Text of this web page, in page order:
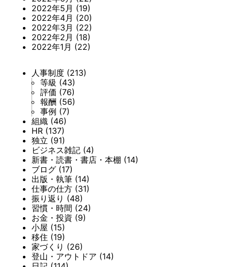
2022年5月 (19)
2022年4月 (20)
2022年3月 (22)
2022年2月 (18)
2022年1月 (22)
人事制度 (213)
等級 (43)
評価 (76)
報酬 (56)
事例 (7)
組織 (46)
HR (137)
独立 (91)
ビジネス雑記 (4)
新書・読書・書店・本棚 (14)
ブログ (17)
出版・執筆 (14)
仕事の仕方 (31)
振り返り (48)
習慣・時間 (24)
お金・投資 (9)
小屋 (15)
移住 (19)
家づくり (26)
登山・アウトドア (14)